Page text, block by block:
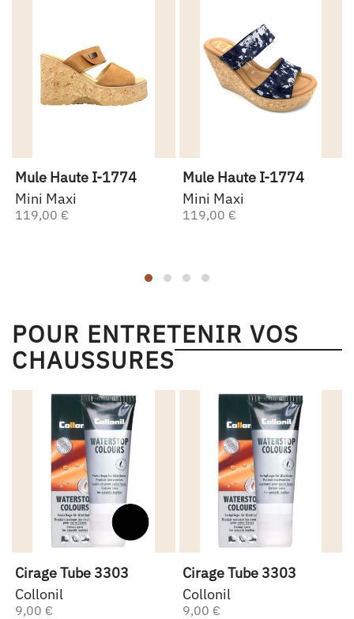
Mule Haute I-1774
Mini Maxi
119,00 €
Mule Haute I-1774
Mini Maxi
119,00 €
POUR ENTRETENIR VOS
CHAUSSURES
Cirage Tube 3303
Collonil
9,00 €
Cirage Tube 3303
Collonil
9,00 €